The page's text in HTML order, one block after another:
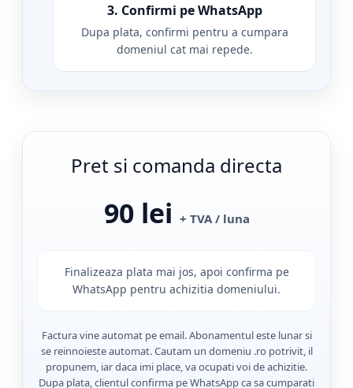
3. Confirmi pe WhatsApp
Dupa plata, confirmi pentru a cumpara
domeniul cat mai repede.
Pret si comanda directa
90 lei + TVA / luna
Finalizeaza plata mai jos, apoi confirma pe
WhatsApp pentru achizitia domeniului.
Factura vine automat pe email. Abonamentul este lunar si
se reinnoieste automat. Cautam un domeniu .ro potrivit, il
propunem, iar daca imi place, va ocupati voi de achizitie.
Dupa plata, clientul confirma pe WhatsApp ca sa cumparati